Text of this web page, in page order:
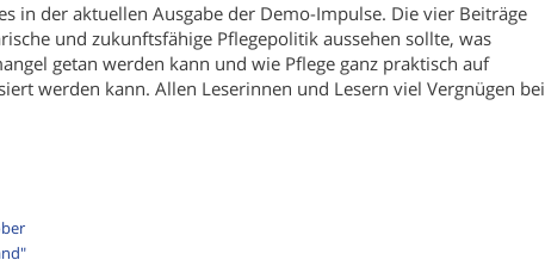
in der aktuellen Ausgabe der Demo-Impulse. Die vier Beiträge
und zukunftsfähige Pflegepolitik aussehen sollte, was
getan werden kann und wie Pflege ganz praktisch auf
werden kann. Allen Leserinnen und Lesern viel Vergnügen bei